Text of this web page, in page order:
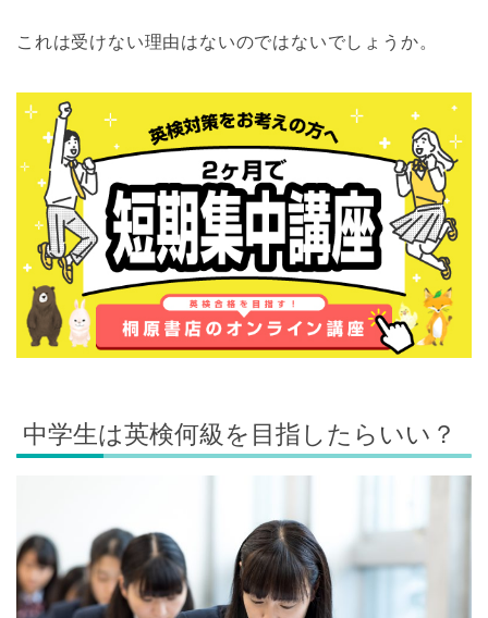
これは受けない理由はないのではないでしょうか。
中学生は英検何級を目指したらいい？